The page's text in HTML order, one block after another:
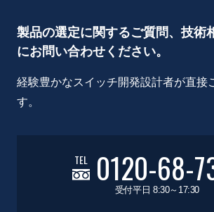
製品の選定に関するご質問、技術
にお問い合わせください。
経験豊かなスイッチ開発設計者が直接
す。
TEL 0120-68-
受付平日 8:30～17:30